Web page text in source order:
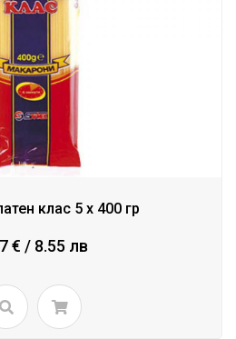
клас 5 x 400 гр
€ / 8.55 лв